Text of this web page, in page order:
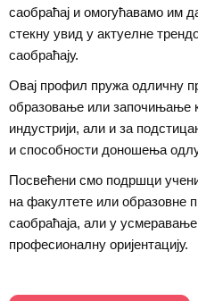
саобраћај и омогућавамо им
стекну увид у актуелне
саобраћају.
Овај профил пружа одличну
образовање или започињање
индустрији, али и за
и способности доношења
Посвећени смо подршци
на факултете или образовне
саобраћаја, али у
професионалну оријентацију.